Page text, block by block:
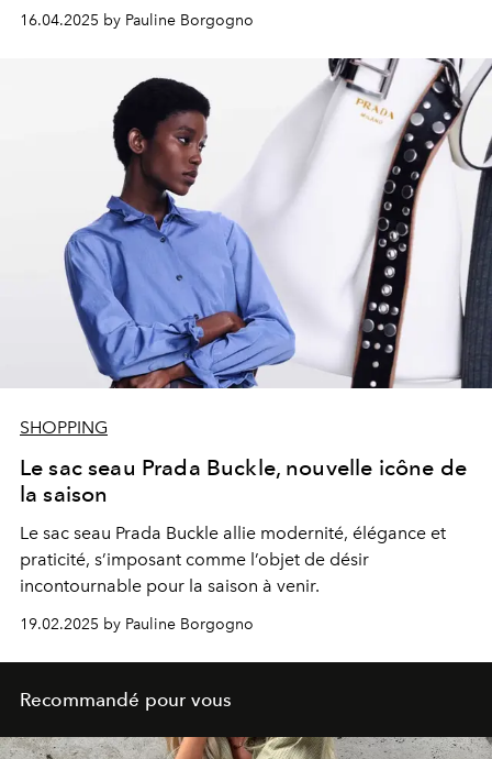
16.04.2025 by Pauline Borgogno
SHOPPING
Le sac seau Prada Buckle, nouvelle icône de
la saison
Le sac seau Prada Buckle allie modernité, élégance et
praticité, s’imposant comme l’objet de désir
incontournable pour la saison à venir.
19.02.2025 by Pauline Borgogno
Recommandé pour vous